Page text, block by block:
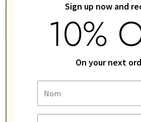
Sign up now and
10%
On your next